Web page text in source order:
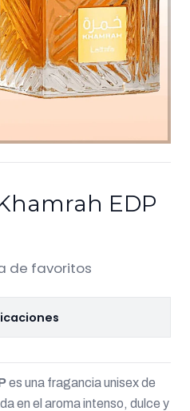
EDP
de favoritos
es una fragancia unisex de
en el aroma intenso, dulce y